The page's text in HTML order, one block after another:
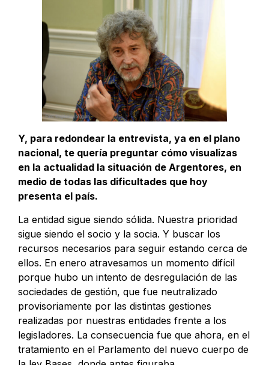
Y, para redondear la entrevista, ya en el plano
nacional, te quería preguntar cómo visualizas
en la actualidad la situación de Argentores, en
medio de todas las dificultades que hoy
presenta el país.
La entidad sigue siendo sólida. Nuestra prioridad
sigue siendo el socio y la socia. Y buscar los
recursos necesarios para seguir estando cerca de
ellos. En enero atravesamos un momento difícil
porque hubo un intento de desregulación de las
sociedades de gestión, que fue neutralizado
provisoriamente por las distintas gestiones
realizadas por nuestras entidades frente a los
legisladores. La consecuencia fue que ahora, en el
tratamiento en el Parlamento del nuevo cuerpo de